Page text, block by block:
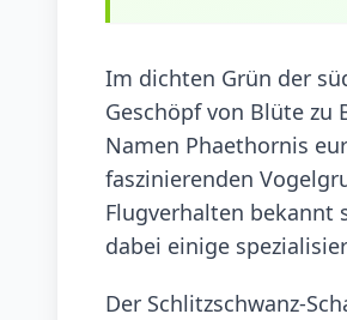
Im dichten Grün der
Geschöpf von Blüte zu
Namen Phaethornis
faszinierenden
Flugverhalten bekannt
dabei einige
Der Schlitzschwanz-